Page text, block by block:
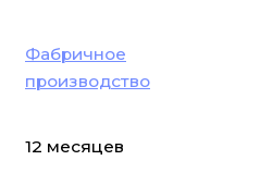
Фабричное
производство
12 месяцев